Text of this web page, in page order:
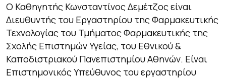
Ο Καθηγητής Κωνσταντίνος Δεμέτζος είναι
Διευθυντής του Εργαστηρίου της Φαρμακευτικής
Τεχνολογίας του Τμήματος Φαρμακευτικής της
Σχολής Επιστημών Υγείας, του Εθνικού &
Καποδιστριακού Πανεπιστημίου Αθηνών. Είναι
Επιστημονικός Υπεύθυνος του εργαστηρίου